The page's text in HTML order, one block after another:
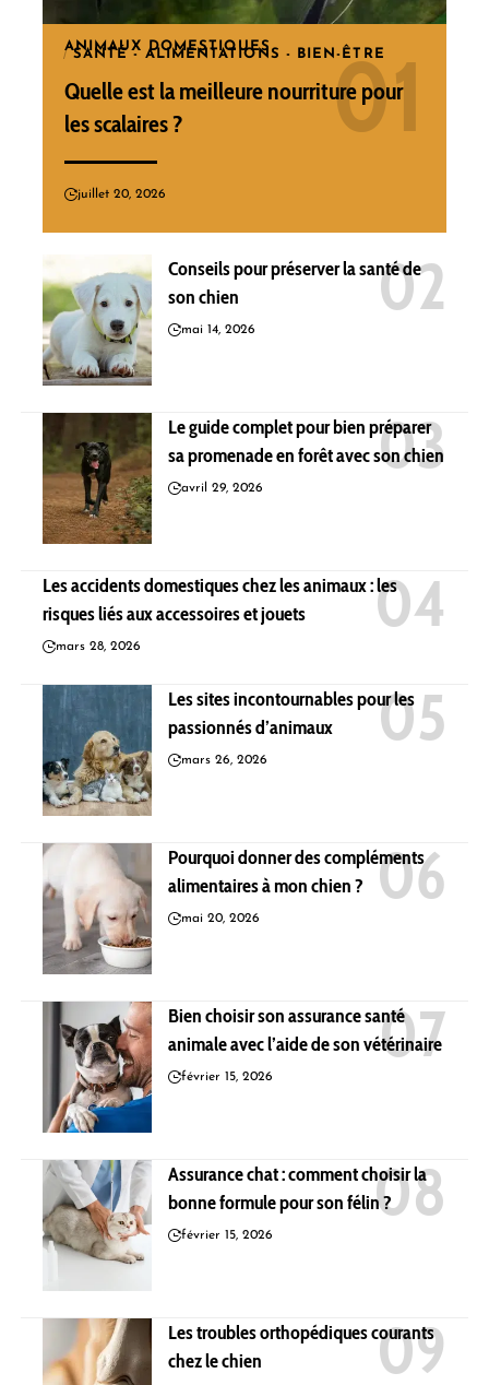
ANIMAUX DOMESTIQUES
SANTÉ - ALIMENTATIONS - BIEN-ÊTRE
Quelle est la meilleure nourriture pour
les scalaires ?
juillet 20, 2026
Conseils pour préserver la santé de
son chien
mai 14, 2026
Le guide complet pour bien préparer
sa promenade en forêt avec son chien
avril 29, 2026
Les accidents domestiques chez les animaux : les
risques liés aux accessoires et jouets
mars 28, 2026
Les sites incontournables pour les
passionnés d’animaux
mars 26, 2026
Pourquoi donner des compléments
alimentaires à mon chien ?
mai 20, 2026
Bien choisir son assurance santé
animale avec l’aide de son vétérinaire
février 15, 2026
Assurance chat : comment choisir la
bonne formule pour son félin ?
février 15, 2026
Les troubles orthopédiques courants
chez le chien